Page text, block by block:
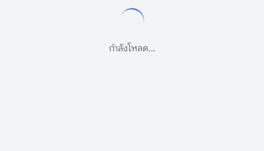
กำลังโหลด...